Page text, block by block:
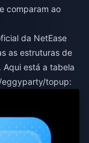
comparam ao
da NetEase
as estruturas de
está a tabela
eggyparty/topup: